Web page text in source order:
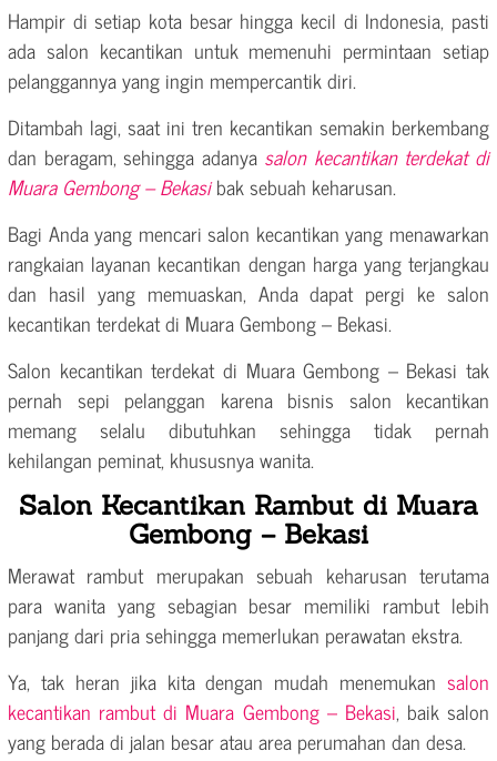
Hampir di setiap kota besar hingga kecil di Indonesia, pasti
ada salon kecantikan untuk memenuhi permintaan setiap
pelanggannya yang ingin mempercantik diri.
Ditambah lagi, saat ini tren kecantikan semakin berkembang
dan beragam, sehingga adanya salon kecantikan terdekat di
Muara Gembong – Bekasibak sebuah keharusan.
Bagi Anda yang mencari salon kecantikan yang menawarkan
rangkaian layanan kecantikan dengan harga yang terjangkau
dan hasil yang memuaskan, Anda dapat pergi ke salon
kecantikan terdekat di Muara Gembong – Bekasi.
Salon kecantikan terdekat di Muara Gembong – Bekasi tak
pernah sepi pelanggan karena bisnis salon kecantikan
memang selalu dibutuhkan sehingga tidak pernah
kehilangan peminat, khususnya wanita.
Salon Kecantikan Rambut di Muara
Gembong – Bekasi
Merawat rambut merupakan sebuah keharusan terutama
para wanita yang sebagian besar memiliki rambut lebih
panjang dari pria sehingga memerlukan perawatan ekstra.
Ya, tak heran jika kita dengan mudah menemukan salon
kecantikan rambut di Muara Gembong – Bekasi, baik salon
yang berada di jalan besar atau area perumahan dan desa.